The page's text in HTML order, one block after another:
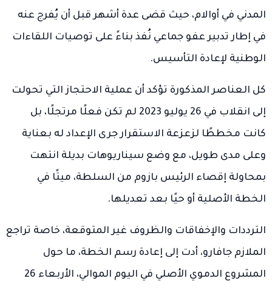
المدني في أوالام، حيث قضى عدة أشهر قبل أن يُفرج عنه
في إطار تدبير عفو جماعي نُفذ بناءً على توصيات اللقاءات
الوطنية لإعادة التأسيس.
كل العناصر المذكورة تؤكد أن عملية الاحتجاز التي تحولت
إلى انقلاب في 26 يوليو 2023 لم تكن فعلًا مرتجلًا، بل
كانت مخططًا لزعزعة الاستقرار جرى الإعداد له بعناية
وعلى مدى طويل، مع وضع سيناريوهات بديلة انتهت
بمحاولة إقصاء الرئيس بازوم من السلطة، ميتًا في
الخطة الأصلية أو حيًا بعد تعديلها.
الترددات والإخفاقات والظروف غير المتوقعة، خاصة تراجع
الملازم جافارو، أدت إلى إعادة رسم الخطة، ما حول
المشروع الدموي الأصلي في اليوم الموالي، الأربعاء 26